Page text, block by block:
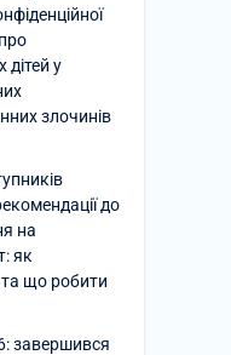
дітей у
злочинів
до
на
як
та що робити
завершився